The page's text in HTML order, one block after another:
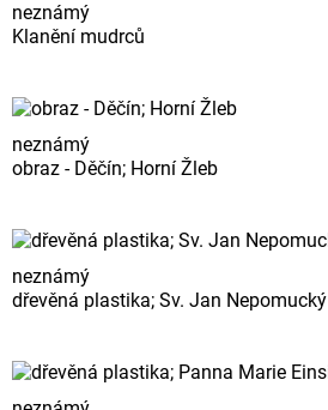
neznámý
Klanění mudrců
neznámý
obraz - Děčín; Horní Žleb
neznámý
dřevěná plastika; Sv. Jan Nepomucký